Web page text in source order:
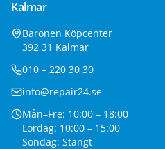
Kalmar
Baronen Köpcenter
392 31 Kalmar
010 – 220 30 30
info@repair24.se
Mån–Fre: 10:00 – 18:00
Lördag: 10:00 – 15:00
Söndag: Stängt